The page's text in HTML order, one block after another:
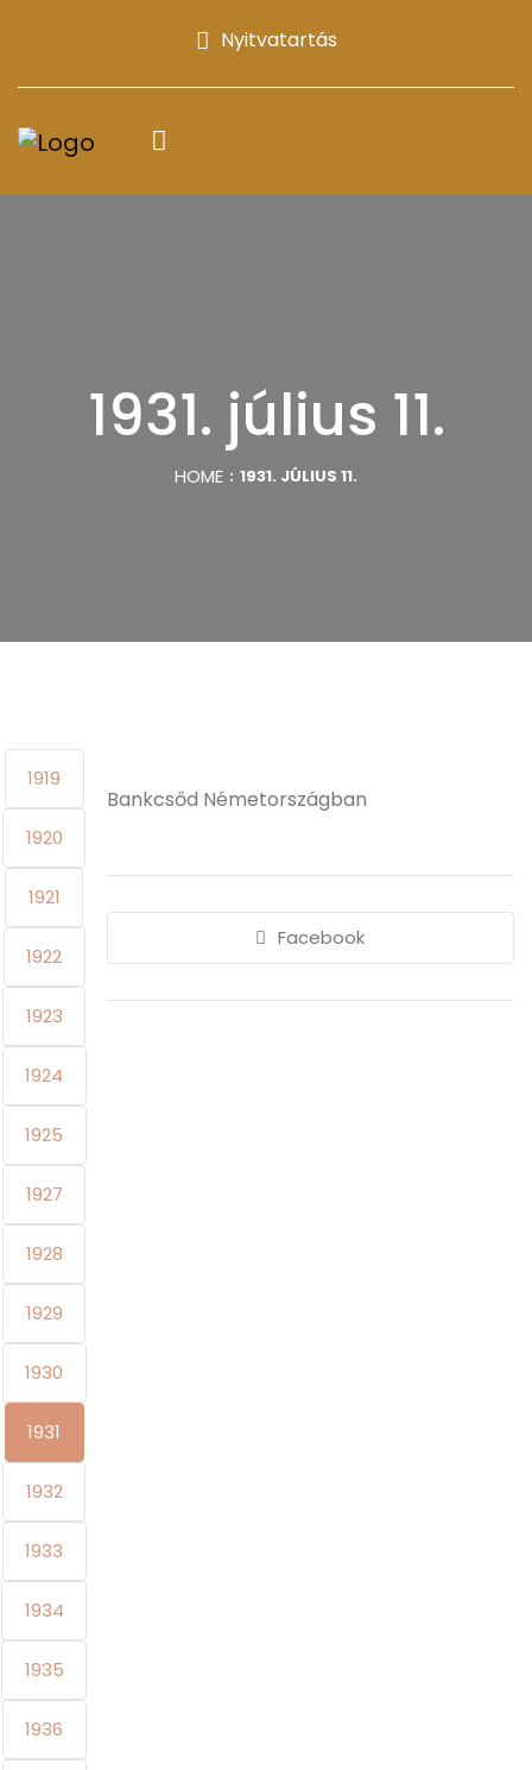
Nyitvatartás
1931. július 11.
HOME 1931. JÚLIUS 11.
1919
1920
1921
1922
1923
1924
1925
1927
1928
1929
1930
1931
1932
1933
1934
1935
1936
Bankcsőd Németországban
Facebook